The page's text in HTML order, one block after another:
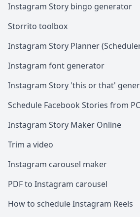
Instagram Story bingo generator
Storrito toolbox
Instagram Story Planner
Instagram font generator
Instagram Story 'this or that'
Schedule Facebook Stories from PC
Instagram Story Maker Online
Trim a video
Instagram carousel maker
PDF to Instagram carousel
How to schedule Instagram Reels